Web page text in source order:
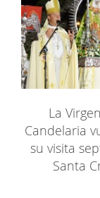
La
Candelaria
su visita
Santa